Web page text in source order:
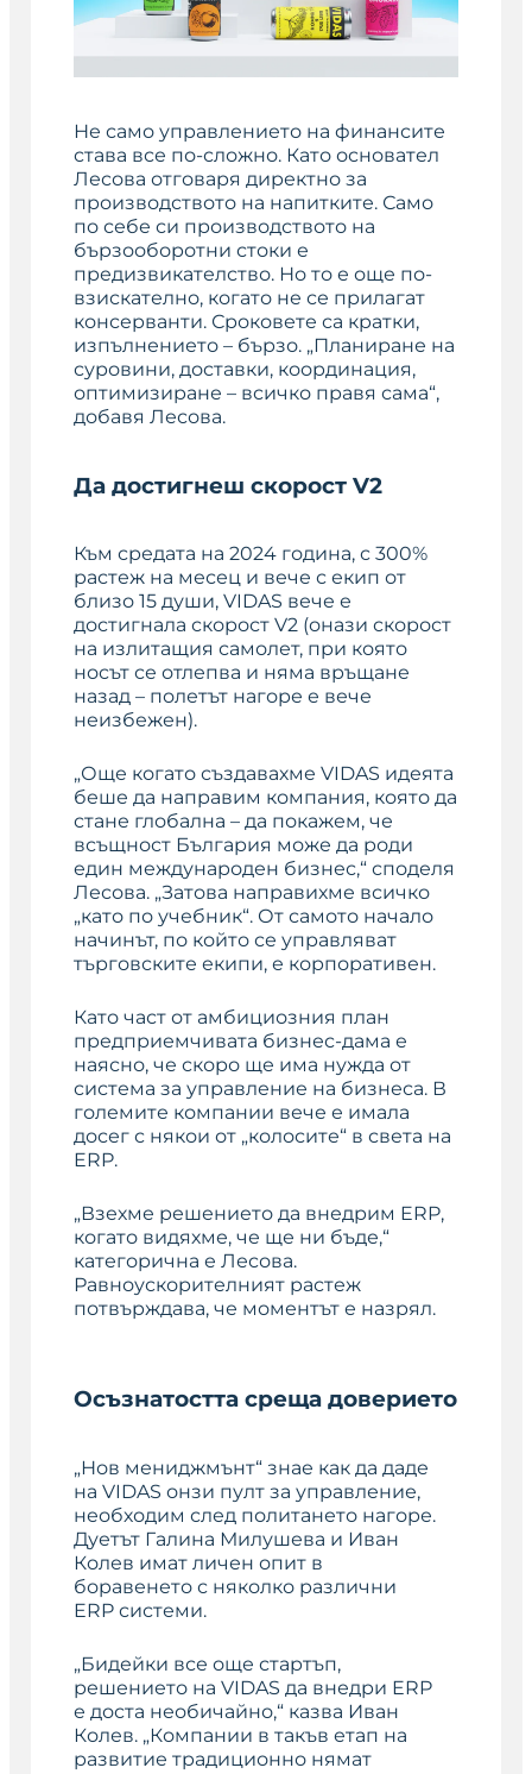
Не само управлението на финансите
става все по-сложно. Като основател
Лесова отговаря директно за
производството на напитките. Само
по себе си производството на
бързооборотни стоки е
предизвикателство. Но то е още по-
взискателно, когато не се прилагат
консерванти. Сроковете са кратки,
изпълнението – бързо. „Планиране на
суровини, доставки, координация,
оптимизиране – всичко правя сама“,
добавя Лесова.
Да достигнеш скорост V2
Към средата на 2024 година, с 300%
растеж на месец и вече с екип от
близо 15 души, VIDAS вече е
достигнала скорост V2 (онази скорост
на излитащия самолет, при която
носът се отлепва и няма връщане
назад – полетът нагоре е вече
неизбежен).
„Още когато създавахме VIDAS идеята
беше да направим компания, която да
стане глобална – да покажем, че
всъщност България може да роди
един международен бизнес,“ споделя
Лесова. „Затова направихме всичко
„като по учебник“. От самото начало
начинът, по който се управляват
търговските екипи, е корпоративен.
Като част от амбициозния план
предприемчивата бизнес-дама е
наясно, че скоро ще има нужда от
система за управление на бизнеса. В
големите компании вече е имала
досег с някои от „колосите“ в света на
ERP.
„Взехме решението да внедрим ERP,
когато видяхме, че ще ни бъде,“
категорична е Лесова.
Равноускорителният растеж
потвърждава, че моментът е назрял.
Осъзнатостта среща доверието
„Нов мениджмънт“ знае как да даде
на VIDAS онзи пулт за управление,
необходим след политането нагоре.
Дуетът Галина Милушева и Иван
Колев имат личен опит в
боравенето с няколко различни
ERP системи.
„Бидейки все още стартъп,
решението на VIDAS да внедри ERP
е доста необичайно,“ казва Иван
Колев. „Компании в такъв етап на
развитие традиционно нямат